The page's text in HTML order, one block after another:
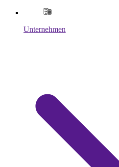
Unternehmen